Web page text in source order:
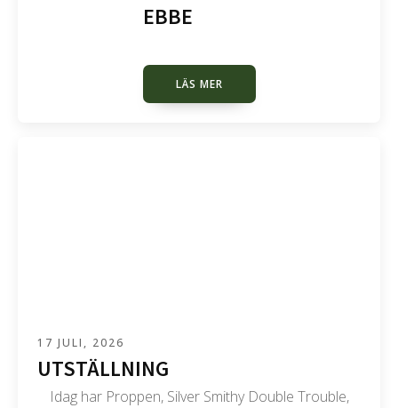
EBBE
LÄS MER
17 JULI, 2026
UTSTÄLLNING
Idag har Proppen, Silver Smithy Double Trouble,